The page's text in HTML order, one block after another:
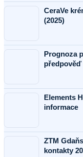
CeraVe
(2025)
Prognoza
Elements
informace
ZTM
kontakty